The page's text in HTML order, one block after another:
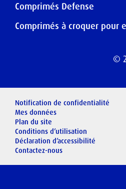
Comprimés Defense
Comprimés à croquer pour
©
Notification de confidentialité
Mes données
Plan du site
Conditions d’utilisation
Déclaration d’accessibilité
Contactez-nous